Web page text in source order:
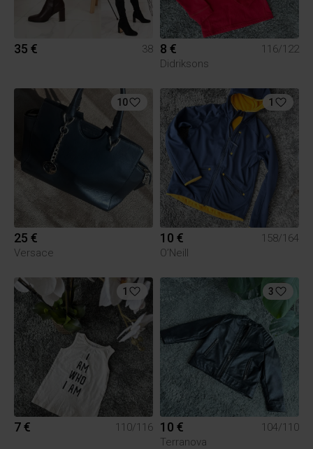
35 € 38 8 €
116/122
Didriksons
10
25 €
Versace
1
10 €
158/164
O’Neill
1
7 € 110/116
3
10 €
104/110
Terranova